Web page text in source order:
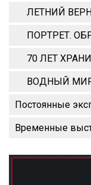
ЛЕТНИЙ
ПОРТРЕТ.
70 ЛЕТ
ВОДНЫЙ
Постоянные
Временные